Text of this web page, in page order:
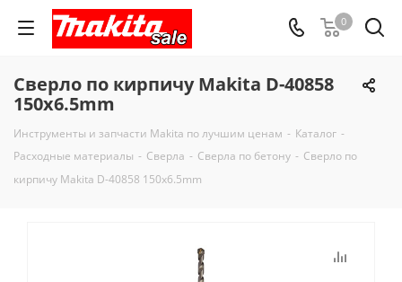
0
Сверло по кирпичу Makita D-40858
150x6.5mm
Инструменты и запчасти Makita по лучшим ценам - Каталог -
Расходные материалы - Сверла - Сверла по бетону - Сверло по
кирпичу Makita D-40858 150x6.5mm